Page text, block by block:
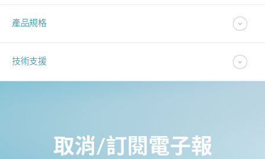
產品規格
技術支援
取消/訂閱電子報